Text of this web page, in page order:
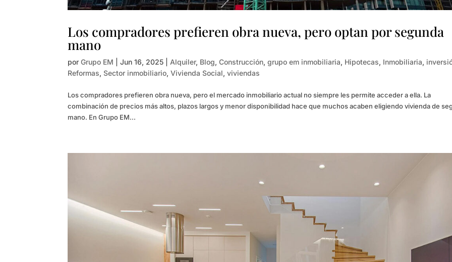
Los compradores prefieren obra nueva, pero optan por segunda
mano
porGrupo EM |Jun 16, 2025 Alquiler, Blog,Construcción,grupo em inmobiliaria, Hipotecas, Inmobiliaria,
Reformas,Sector inmobiliario,Vivienda Social,viviendas
Los compradores prefieren obra nueva, pero el mercado inmobiliario actual no siempre les permite acceder a ella. La
combinación de precios más altos, plazos largos y menor disponibilidad hace que muchos acaben eligiendo vivienda de
mano. En Grupo EM...